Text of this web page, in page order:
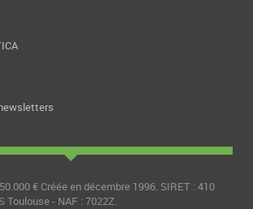
€ Créée en décembre 1996. SIRET : 410
Toulouse - NAF : 7022Z.